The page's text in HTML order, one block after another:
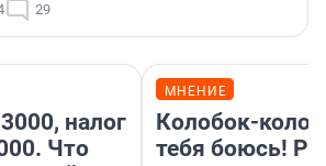
29
налог
Что
МНЕНИЕ
Колобок-
тебя боюсь!